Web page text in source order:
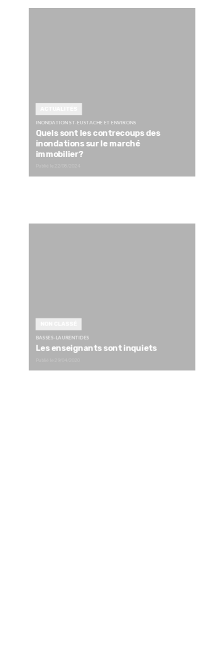
INONDATION ST-EUSTACHE ET ENVIRONS
Quels sont les contrecoups des
inondations sur le marché
immobilier?
BASSES-LAURENTIDES
Les enseignants sont inquiets